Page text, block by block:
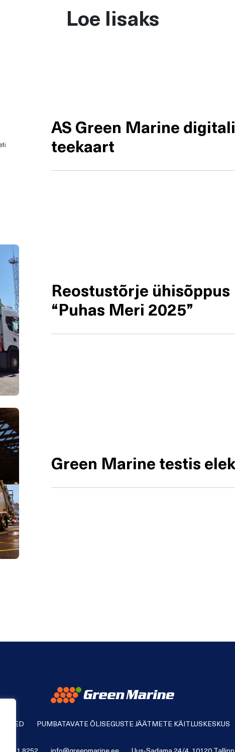
Loe lisaks
AS Green Marine
teekaart
Reostustõrje ühisõppus
“Puhas Meri 2025”
Green Marine testis
PUMBATAVATE ÕLISEGUSTE JÄÄTMETE KÄITLUSKESKUS